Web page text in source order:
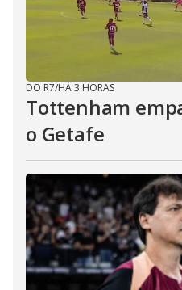
DO R7/HÁ 3 HORAS
Tottenham
o Getafe